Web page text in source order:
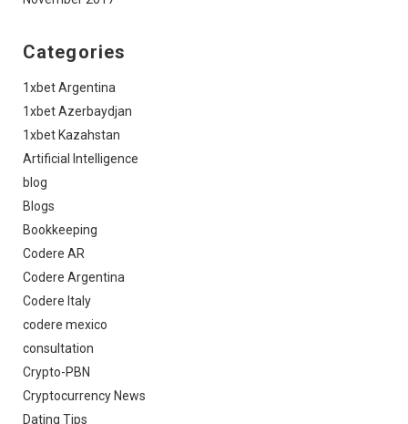
Categories
1xbet Argentina
1xbet Azerbaydjan
1xbet Kazahstan
Artificial Intelligence
blog
Blogs
Bookkeeping
Codere AR
Codere Argentina
Codere Italy
codere mexico
consultation
Crypto-PBN
Cryptocurrency News
Dating Tips